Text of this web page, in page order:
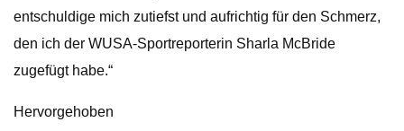
entschuldige mich zutiefst und aufrichtig für den Schmerz,
den ich der WUSA-Sportreporterin Sharla McBride
zugefügt habe.“
Hervorgehoben